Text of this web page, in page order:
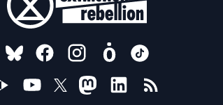
FOLLOW US ON